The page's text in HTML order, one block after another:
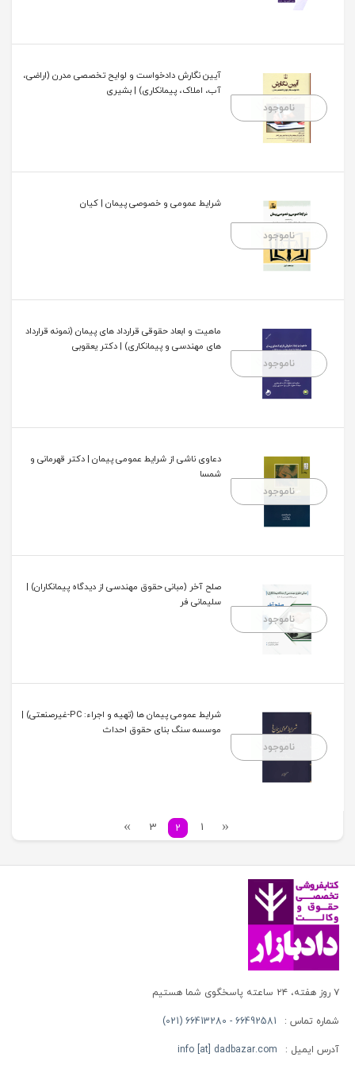
ناموجود
آیین نگارش دادخواست و لوایح تخصصی مدرن (اراضی،
آب، املاک، پیمانکاری) | بشیری
ناموجود
شرایط عمومی و خصوصی پیمان | کیان
ناموجود
ماهیت و ابعاد حقوقی قرارداد های پیمان (نمونه قرارداد
های مهندسی و پیمانکاری) | دکتر یعقوبی
ناموجود
دعاوی ناشی از شرایط عمومی پیمان | دکتر قهرمانی و
شمسا
ناموجود
صلح آخر (مبانی حقوق مهندسی از دیدگاه پیمانکاران) |
سلیمانی فر
ناموجود
شرایط عمومی پیمان ها (تهیه و اجراء: PC-غیرصنعتی) |
موسسه سنگ بنای حقوق احداث
1
2
3
۷ روز هفته، ۲۴ ساعته پاسخگوی شما هستیم
شماره تماس : 66492581 - 66413280 (021)
آدرس ایمیل : info [at] dadbazar.com